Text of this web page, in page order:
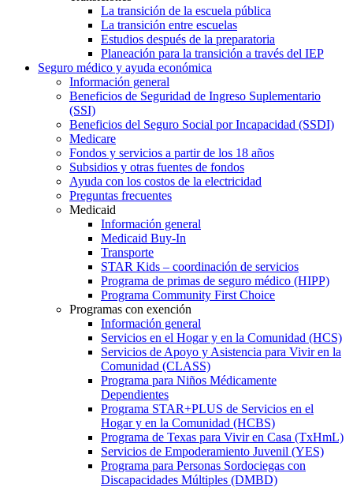
La transición de la escuela pública
La transición entre escuelas
Estudios después de la preparatoria
Planeación para la transición a través del IEP
Seguro médico y ayuda económica
Información general
Beneficios de Seguridad de Ingreso Suplementario
(SSI)
Beneficios del Seguro Social por Incapacidad (SSDI)
Medicare
Fondos y servicios a partir de los 18 años
Subsidios y otras fuentes de fondos
Ayuda con los costos de la electricidad
Preguntas frecuentes
Medicaid
Información general
Medicaid Buy-In
Transporte
STAR Kids – coordinación de servicios
Programa de primas de seguro médico (HIPP)
Programa Community First Choice
Programas con exención
Información general
Servicios en el Hogar y en la Comunidad (HCS)
Servicios de Apoyo y Asistencia para Vivir en la
Comunidad (CLASS)
Programa para Niños Médicamente
Dependientes
Programa STAR+PLUS de Servicios en el
Hogar y en la Comunidad (HCBS)
Programa de Texas para Vivir en Casa (TxHmL)
Servicios de Empoderamiento Juvenil (YES)
Programa para Personas Sordociegas con
Discapacidades Múltiples (DMBD)